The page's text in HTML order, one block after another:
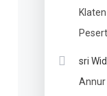
sri
Annur